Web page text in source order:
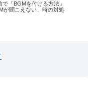
で「BGMを付ける方法」
が聞こえない」時の対処